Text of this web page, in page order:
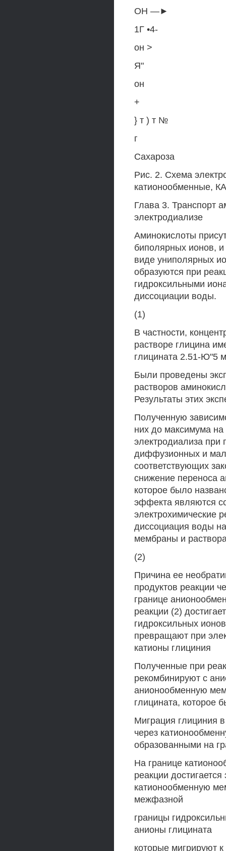
ОН —►
1Г •4-
он >
Я"
он
+
} т ) т №
г
Сахароза
Рис. 2. Схема
катионообменные,
Глава 3. Транспорт
электродиализе
Аминокислоты
биполярных ионов, и
виде униполярных
образуются при
гидроксильными
диссоциации воды.
(1)
В частности,
растворе глицина
глицината 2.51-Ю"5
Были проведены
растворов
Результаты этих
Полученную
них до максимума на
электродиализа при
диффузионных и
соответствующих
снижение переноса
которое было
эффекта являются
электрохимические
диссоциация воды
мембраны и
(2)
Причина ее
продуктов реакции
границе
реакции (2)
гидроксильных
превращают при
катионы глициния
Полученные при
рекомбинируют с
анионообменную
глицината, которое
Миграция глициния
через
образованными на
На границе
реакции
катионообменную
межфазной
границы
анионы глицината
которые мигрируют